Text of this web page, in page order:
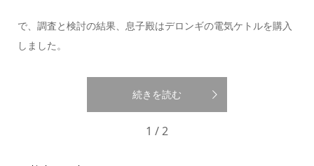
で、調査と検討の結果、息子殿はデロンギの電気ケトルを購入
しました。
続きを読む
1 / 2